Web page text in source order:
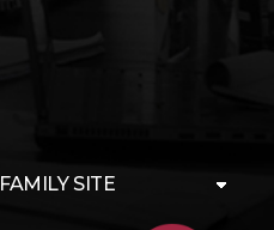
FAMILY SITE